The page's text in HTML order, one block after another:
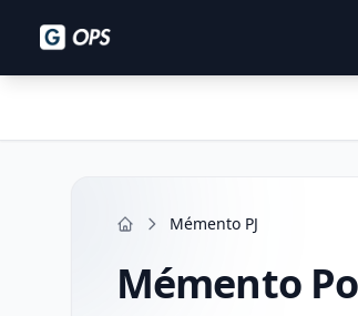
Mémento PJ
Mémento